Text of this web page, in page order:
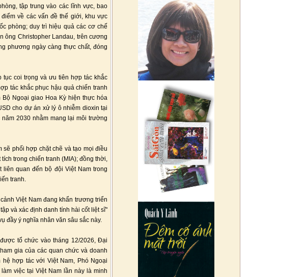
tập trung vào các lĩnh vực, bao
về các vấn đề thế giới, khu vực
phòng; duy trì hiệu quả các cơ chế
ông Christopher Landau, trên cương
phương ngày càng thực chất, đóng
coi trọng và ưu tiên hợp tác khắc
tác khắc phục hậu quả chiến tranh
Ngoại giao Hoa Kỳ hiện thực hóa
cho dự án xử lý ô nhiễm dioxin tại
2030 nhằm mang lại môi trường
phối hợp chặt chẽ và tạo mọi điều
trong chiến tranh (MIA); đồng thời,
quan đến bộ đội Việt Nam trong
tranh.
Việt Nam đang khẩn trương triển
và xác định danh tính hài cốt liệt sĩ"
đầy ý nghĩa nhân văn sâu sắc này.
tổ chức vào tháng 12/2026, Đại
gia của các quan chức và doanh
hợp tác với Việt Nam, Phó Ngoại
việc tại Việt Nam lần này là minh